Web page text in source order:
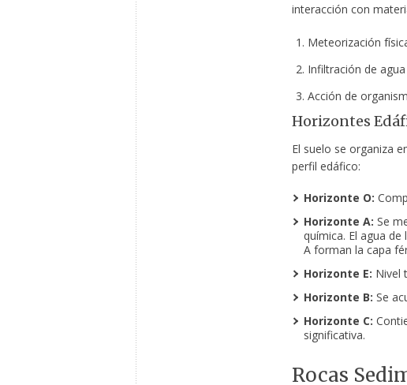
interacción con
Meteorización
Infiltración de
Acción de
Horizontes
El suelo se organiza
perfil edáfico:
Horizonte O:
Horizonte A: Se
química. El agua
A forman la capa
Horizonte E: Nivel
Horizonte B: Se
Horizonte C:
significativa.
Rocas